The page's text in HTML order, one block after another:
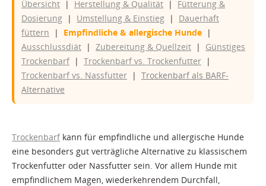
Übersicht | Herstellung & Qualität | Fütterung &
Dosierung | Umstellung & Einstieg | Dauerhaft
füttern | Empfindliche & allergische Hunde |
Ausschlussdiät | Zubereitung & Quellzeit | Günstiges
Trockenbarf | Trockenbarf vs. Trockenfutter |
Trockenbarf vs. Nassfutter | Trockenbarf als BARF-
Alternative
Trockenbarf kann für empfindliche und allergische Hunde
eine besonders gut verträgliche Alternative zu klassischem
Trockenfutter oder Nassfutter sein. Vor allem Hunde mit
empfindlichem Magen, wiederkehrendem Durchfall,